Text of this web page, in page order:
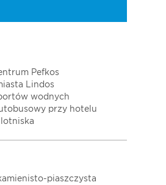
Pefkos
Lindos
wodnych
przy hotelu
piaszczysta